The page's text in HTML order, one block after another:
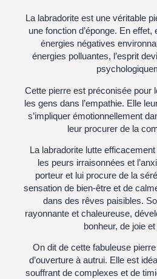
La labradorite est une véritable
une fonction d’éponge. En
énergies négatives
énergies polluantes, l’esprit
Cette pierre est préconisée pour
les gens dans l’empathie. Elle
s’impliquer émotionnellement
leur procurer de la
La labradorite lutte
les peurs irraisonnées et
porteur et lui procure de la
sensation de bien-être et de
dans des rêves paisibles.
rayonnante et chaleureuse,
bonheur, de joie
On dit de cette fabuleuse
d’ouverture à autrui. Elle est
souffrant de complexes et de